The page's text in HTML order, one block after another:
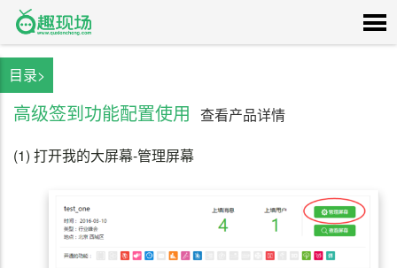
目录>
高级签到功能配置使用 查看产品详情
(1) 打开我的大屏幕-管理屏幕